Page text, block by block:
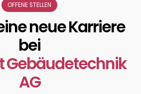
OFFENE STELLEN
neue Karriere
bei
Gebäudetechnik
AG